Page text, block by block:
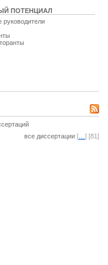
ПОТЕНЦИАЛ
руководители
все диссертации [ ] [81]